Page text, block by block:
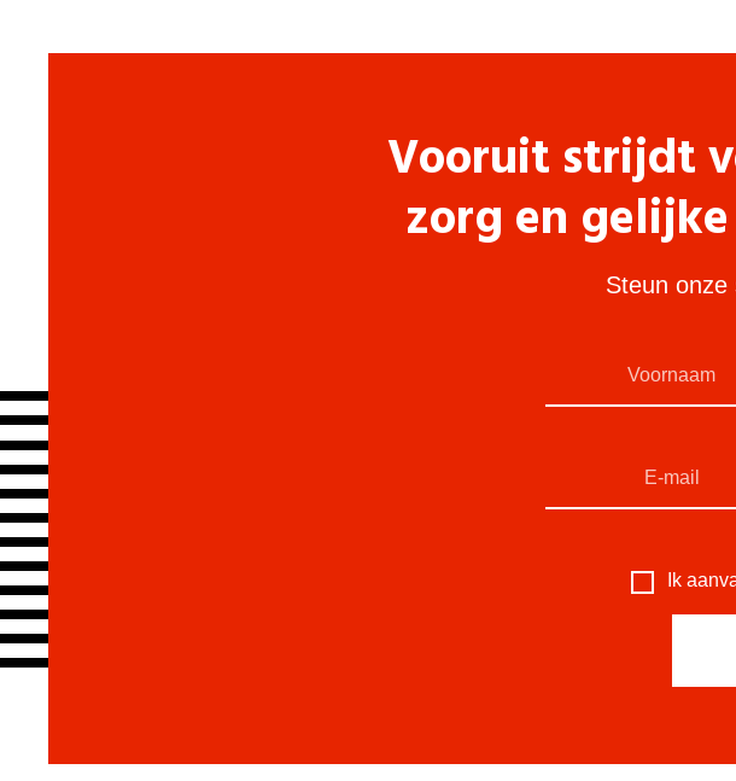
Vooruit strijdt
zorg en
Steun onze
Ik